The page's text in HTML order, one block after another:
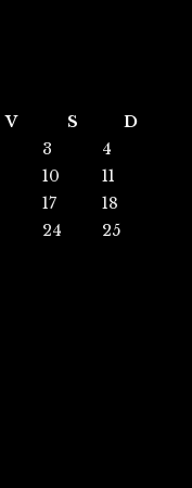
V S
D
3
4
10
11
17
18
24
25